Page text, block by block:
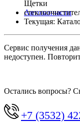
Автозапчасти
Текущая:
Сервис получения
недоступен.
Остались вопросы?
+7 (3532)